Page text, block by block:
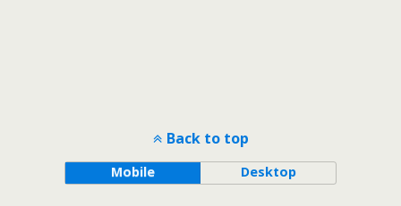
Back to top
Mobile Desktop